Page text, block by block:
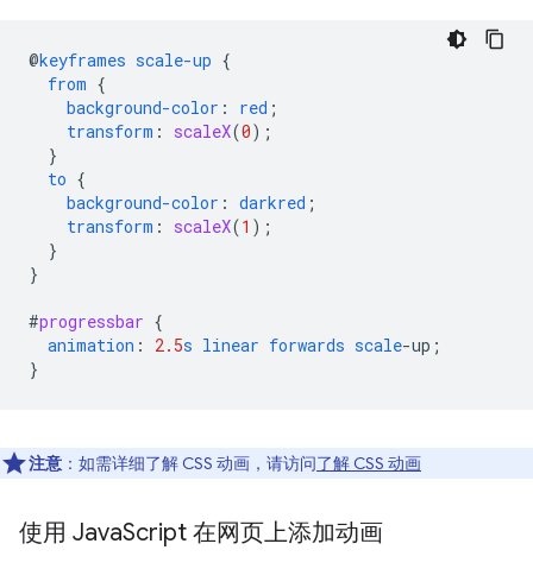
@keyframes scale-up {
from {
background-color : red ;
transform : scaleX(0);
}
to {
background-color : darkred ;
transform : scaleX(1 );
}
}
#progressbar {
animation : 2.5s linear forwards scale-up ;
}
注意 ：如需详细了解 CSS 动画，请访问了解 CSS 动画
使用 JavaScript 在网页上添加动画